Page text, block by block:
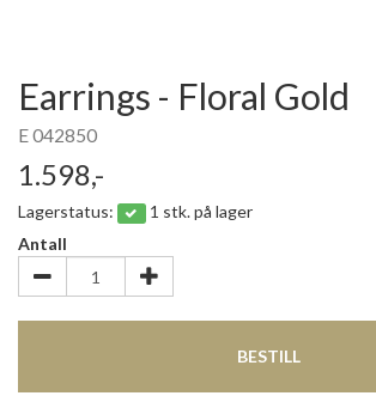
Earrings - Floral Gold
E 042850
1.598,-
Lagerstatus:
1 stk. på lager
Antall
BESTILL